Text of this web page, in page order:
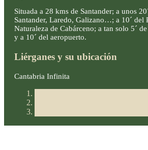
Situada a 28 kms de Santander; a unos
Santander, Laredo, Galizano…; a 10´ del
Naturaleza de Cabárceno; a tan solo 5´
y a 10´ del aeropuerto.
Liérganes y su ubicación
Cantabria Infinita